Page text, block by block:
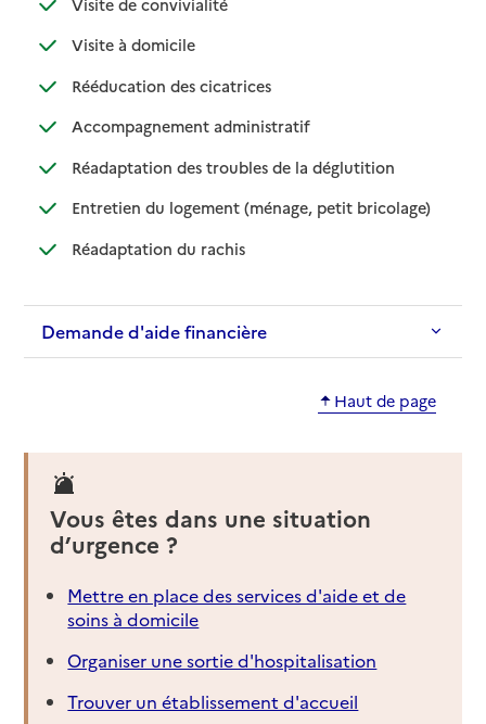
Visite à domicile: disponible
: non disponible
Rééducation des cicatrices: disponible
: non disponible
Accompagnement administratif: disponible
: non disponible
Réadaptation des troubles de la déglutition: disponible
: non disponible
Entretien du logement (ménage, petit bricolage): disponible
: non
Réadaptation du rachis: disponible
: non disponible
Demande d'aide financière
Haut de page
Vous êtes dans une situation
d’urgence ?
Mettre en place des services d'aide et de
soins à domicile
Organiser une sortie d'hospitalisation
Trouver un établissement d'accueil